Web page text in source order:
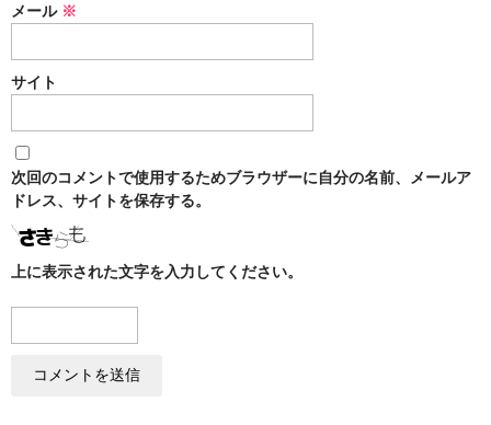
メール ※
サイト
次回のコメントで使用するためブラウザーに自分の名前、メールア
ドレス、サイトを保存する。
上に表示された文字を入力してください。